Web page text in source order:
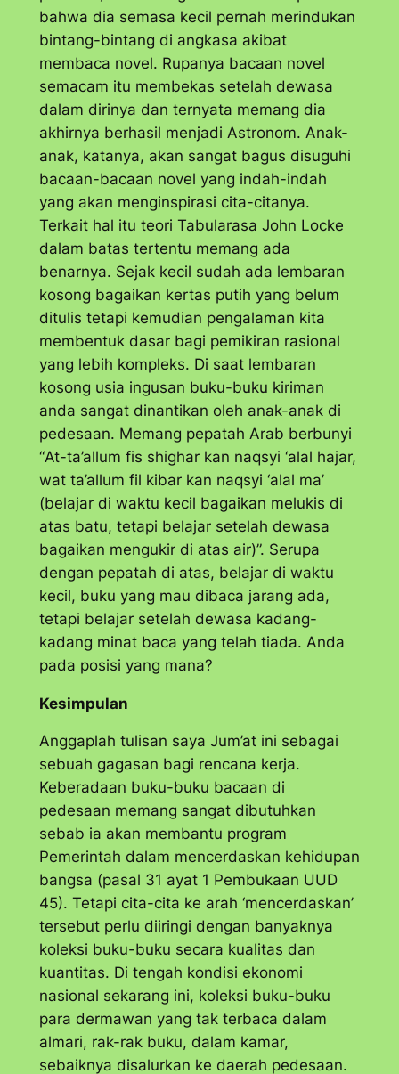
bahwa dia semasa kecil pernah merindukan
bintang-bintang di angkasa akibat
membaca novel. Rupanya bacaan novel
semacam itu membekas setelah dewasa
dalam dirinya dan ternyata memang dia
akhirnya berhasil menjadi Astronom. Anak-
anak, katanya, akan sangat bagus disuguhi
bacaan-bacaan novel yang indah-indah
yang akan menginspirasi cita-citanya.
Terkait hal itu teori Tabularasa John Locke
dalam batas tertentu memang ada
benarnya. Sejak kecil sudah ada lembaran
kosong bagaikan kertas putih yang belum
ditulis tetapi kemudian pengalaman kita
membentuk dasar bagi pemikiran rasional
yang lebih kompleks. Di saat lembaran
kosong usia ingusan buku-buku kiriman
anda sangat dinantikan oleh anak-anak di
pedesaan. Memang pepatah Arab berbunyi
“At-ta’allum fis shighar kan naqsyi ‘alal hajar,
wat ta’allum fil kibar kan naqsyi ‘alal ma’
(belajar di waktu kecil bagaikan melukis di
atas batu, tetapi belajar setelah dewasa
bagaikan mengukir di atas air)”. Serupa
dengan pepatah di atas, belajar di waktu
kecil, buku yang mau dibaca jarang ada,
tetapi belajar setelah dewasa kadang-
kadang minat baca yang telah tiada. Anda
pada posisi yang mana?
Kesimpulan
Anggaplah tulisan saya Jum’at ini sebagai
sebuah gagasan bagi rencana kerja.
Keberadaan buku-buku bacaan di
pedesaan memang sangat dibutuhkan
sebab ia akan membantu program
Pemerintah dalam mencerdaskan kehidupan
bangsa (pasal 31 ayat 1 Pembukaan UUD
45). Tetapi cita-cita ke arah ‘mencerdaskan’
tersebut perlu diiringi dengan banyaknya
koleksi buku-buku secara kualitas dan
kuantitas. Di tengah kondisi ekonomi
nasional sekarang ini, koleksi buku-buku
para dermawan yang tak terbaca dalam
almari, rak-rak buku, dalam kamar,
sebaiknya disalurkan ke daerah pedesaan.